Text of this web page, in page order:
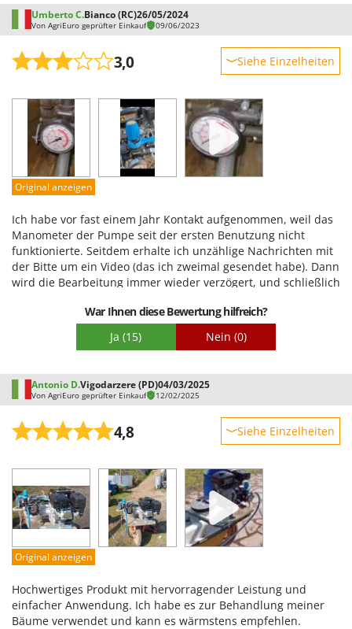
Umberto C.Bianco (RC)26/05/2024
Von AgriEuro geprüfter Einkauf 09/06/2023
3,0 Siehe Einzelheiten
Leistung
Benutzerfreundlichkeit
Qualität / Preis
Schwierigkeitsgrad Zusammenbau
Original anzeigen
Ich habe vor fast einem Jahr Kontakt aufgenommen, weil das
Manometer der Pumpe seit der ersten Benutzung nicht
funktionierte. Seitdem erhalte ich unzählige Nachrichten mit
der Bitte um ein Video (das ich zweimal gesendet habe). Dann
wird die Bearbeitung immer wieder verzögert, und schließlich
verlangt, die Pumpe zu zerlegen. Ich kann die Qualität der
Pumpe selbst angesichts des sofort erkennbaren Defekts
nicht beurteilen, aber der Kundenservice von Agrieuro war in
War Ihnen diese Bewertung hilfreich?
Ja (15) Nein (0)
Antonio D.Vigodarzere (PD)04/03/2025
Von AgriEuro geprüfter Einkauf 12/02/2025
4,8 Siehe Einzelheiten
Benutzerfreundlichkeit
Qualität / Preis
Schwierigkeitsgrad Zusammenbau
Original anzeigen
Hochwertiges Produkt mit hervorragender Leistung und
einfacher Anwendung. Ich habe es zur Behandlung meiner
Bäume verwendet und kann es wärmstens empfehlen.